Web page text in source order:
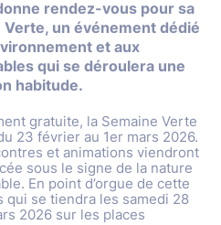
rendez-vous pour sa
Verte, un événement dédié
et aux
qui se déroulera une
habitude.
gratuite, la Semaine Verte
23 février au 1er mars 2026.
et animations viendront
sous le signe de la nature
En point d’orgue de cette
qui se tiendra les samedi 28
2026 sur les places